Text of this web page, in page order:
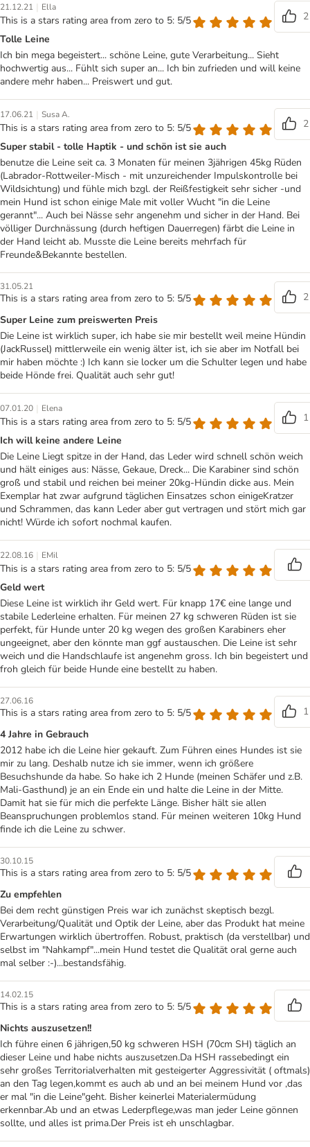
21.12.21 | Ella
This is a stars rating area from zero to 5: 5/5
2
Tolle Leine
Ich bin mega begeistert... schöne Leine, gute Verarbeitung... Sieht
hochwertig aus... Fühlt sich super an... Ich bin zufrieden und will keine
andere mehr haben... Preiswert und gut.
17.06.21 | Susa A.
This is a stars rating area from zero to 5: 5/5
2
Super stabil - tolle Haptik - und schön ist sie auch
benutze die Leine seit ca. 3 Monaten für meinen 3jährigen 45kg Rüden
(Labrador-Rottweiler-Misch - mit unzureichender Impulskontrolle bei
Wildsichtung) und fühle mich bzgl. der Reißfestigkeit sehr sicher -und
mein Hund ist schon einige Male mit voller Wucht "in die Leine
gerannt"... Auch bei Nässe sehr angenehm und sicher in der Hand. Bei
völliger Durchnässung (durch heftigen Dauerregen) färbt die Leine in
der Hand leicht ab. Musste die Leine bereits mehrfach für
Freunde&Bekannte bestellen.
31.05.21
This is a stars rating area from zero to 5: 5/5
2
Super Leine zum preiswerten Preis
Die Leine ist wirklich super, ich habe sie mir bestellt weil meine Hündin
(JackRussel) mittlerweile ein wenig älter ist, ich sie aber im Notfall bei
mir haben möchte :) Ich kann sie locker um die Schulter legen und habe
beide Hönde frei. Qualität auch sehr gut!
07.01.20 | Elena
This is a stars rating area from zero to 5: 5/5
1
Ich will keine andere Leine
Die Leine Liegt spitze in der Hand, das Leder wird schnell schön weich
und hält einiges aus: Nässe, Gekaue, Dreck... Die Karabiner sind schön
groß und stabil und reichen bei meiner 20kg-Hündin dicke aus. Mein
Exemplar hat zwar aufgrund täglichen Einsatzes schon einigeKratzer
und Schrammen, das kann Leder aber gut vertragen und stört mich gar
nicht! Würde ich sofort nochmal kaufen.
22.08.16 | EMil
This is a stars rating area from zero to 5: 5/5
Geld wert
Diese Leine ist wirklich ihr Geld wert. Für knapp 17€ eine lange und
stabile Lederleine erhalten. Für meinen 27 kg schweren Rüden ist sie
perfekt, für Hunde unter 20 kg wegen des großen Karabiners eher
ungeeignet, aber den könnte man ggf austauschen. Die Leine ist sehr
weich und die Handschlaufe ist angenehm gross. Ich bin begeistert und
froh gleich für beide Hunde eine bestellt zu haben.
27.06.16
This is a stars rating area from zero to 5: 5/5
1
4 Jahre in Gebrauch
2012 habe ich die Leine hier gekauft. Zum Führen eines Hundes ist sie
mir zu lang. Deshalb nutze ich sie immer, wenn ich größere
Besuchshunde da habe. So hake ich 2 Hunde (meinen Schäfer und z.B.
Mali-Gasthund) je an ein Ende ein und halte die Leine in der Mitte.
Damit hat sie für mich die perfekte Länge. Bisher hält sie allen
Beanspruchungen problemlos stand. Für meinen weiteren 10kg Hund
finde ich die Leine zu schwer.
30.10.15
This is a stars rating area from zero to 5: 5/5
Zu empfehlen
Bei dem recht günstigen Preis war ich zunächst skeptisch bezgl.
Verarbeitung/Qualität und Optik der Leine, aber das Produkt hat meine
Erwartungen wirklich übertroffen. Robust, praktisch (da verstellbar) und
selbst im "Nahkampf"...mein Hund testet die Qualität oral gerne auch
mal selber :-)...bestandsfähig.
14.02.15
This is a stars rating area from zero to 5: 5/5
Nichts auszusetzen!!
Ich führe einen 6 jährigen,50 kg schweren HSH (70cm SH) täglich an
dieser Leine und habe nichts auszusetzen.Da HSH rassebedingt ein
sehr großes Territorialverhalten mit gesteigerter Aggressivität ( oftmals)
an den Tag legen,kommt es auch ab und an bei meinem Hund vor ,das
er mal "in die Leine"geht. Bisher keinerlei Materialermüdung
erkennbar.Ab und an etwas Lederpflege,was man jeder Leine gönnen
sollte, und alles ist prima.Der Preis ist eh unschlagbar.